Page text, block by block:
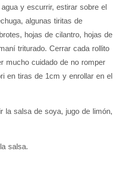
y escurrir, estirar sobre el
algunas tiritas de
hojas de cilantro, hojas de
triturado. Cerrar cada rollito
mucho cuidado de no romper
en tiras de 1cm y enrollar en el
la salsa de soya, jugo de limón,
salsa.